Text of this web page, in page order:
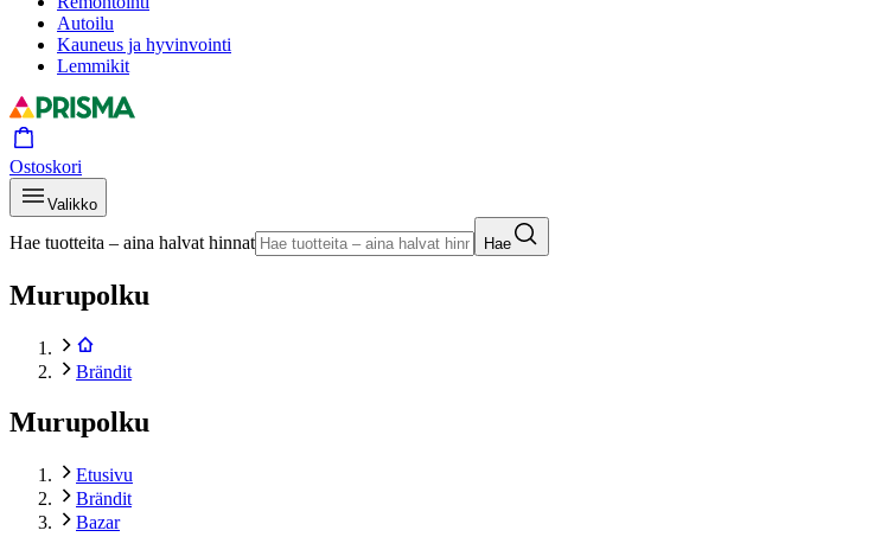
Autoilu
Kauneus ja hyvinvointi
Lemmikit
Ostoskori
Valikko
Hae tuotteita – aina halvat hinnat Hae
Murupolku
Brändit
Murupolku
Etusivu
Brändit
Bazar